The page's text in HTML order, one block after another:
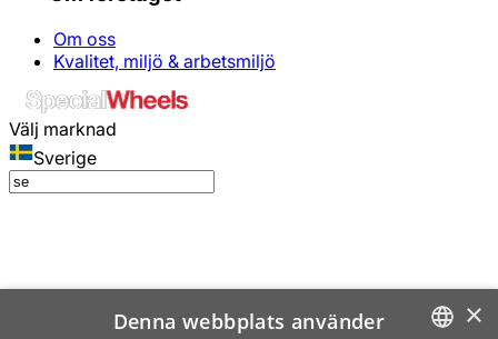
Om oss
Kvalitet, miljö & arbetsmiljö
Välj marknad
Sverige
×
Denna webbplats använder